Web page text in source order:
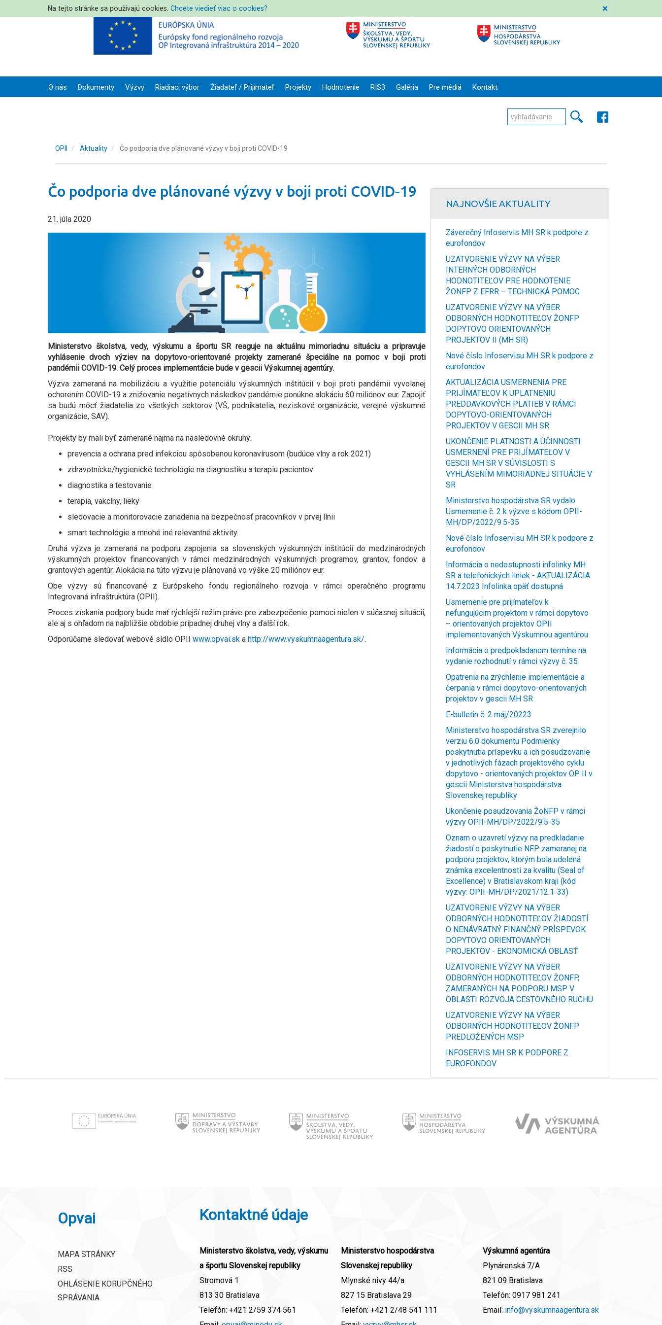
Na tejto stránke sa používajú cookies. Chcete viedieť viac o cookies? ❌
O nás Dokumenty Výzvy Riadiaci výbor Žiadateľ / Prijímateľ Projekty Hodnotenie RIS3 Galéria Pre médiá Kontakt
OPII Aktuality Čo podporia dve plánované výzvy v boji proti COVID-19
Čo podporia dve plánované výzvy v boji proti COVID-19
21. júla 2020
Ministerstvo školstva, vedy, výskumu a športu SR reaguje na aktuálnu mimoriadnu situáciu a pripravuje
vyhlásenie dvoch výziev na dopytovo-orientované projekty zamerané špeciálne na pomoc v boji proti
pandémii COVID-19. Celý proces implementácie bude v gescii Výskumnej agentúry.
Výzva zameraná na mobilizáciu a využitie potenciálu výskumných inštitúcií v boji proti pandémii vyvolanej
ochorením COVID-19 a znižovanie negatívnych následkov pandémie ponúkne alokáciu 60 miliónov eur. Zapojiť
sa budú môcť žiadatelia zo všetkých sektorov (VŠ, podnikatelia, neziskové organizácie, verejné výskumné
organizácie, SAV).
Projekty by mali byť zamerané najmä na nasledovné okruhy:
prevencia a ochrana pred infekciou spôsobenou koronavírusom (budúce vlny a rok 2021)
zdravotnícke/hygienické technológie na diagnostiku a terapiu pacientov
diagnostika a testovanie
terapia, vakcíny, lieky
sledovacie a monitorovacie zariadenia na bezpečnosť pracovníkov v prvej línii
smart technológie a mnohé iné relevantné aktivity.
Druhá výzva je zameraná na podporu zapojenia sa slovenských výskumných inštitúcií do medzinárodných
výskumných projektov financovaných v rámci medzinárodných výskumných programov, grantov, fondov a
grantových agentúr. Alokácia na túto výzvu je plánovaná vo výške 20 miliónov eur.
Obe výzvy sú financované z Európskeho fondu regionálneho rozvoja v rámci operačného programu
Integrovaná infraštruktúra (OPII).
Proces získania podpory bude mať rýchlejší režim práve pre zabezpečenie pomoci nielen v súčasnej situácii,
ale aj s ohľadom na najbližšie obdobie prípadnej druhej vlny a ďalší rok.
Odporúčame sledovať webové sídlo OPII www.opvai.sk a http://www.vyskumnaagentura.sk/.
NAJNOVŠIE AKTUALITY
Záverečný Infoservis MH SR k podpore z
eurofondov
UZATVORENIE VÝZVY NA VÝBER
INTERNÝCH ODBORNÝCH
HODNOTITEĽOV PRE HODNOTENIE
ŽONFP Z EFRR – TECHNICKÁ POMOC
UZATVORENIE VÝZVY NA VÝBER
ODBORNÝCH HODNOTITEĽOV ŽONFP
DOPYTOVO ORIENTOVANÝCH
PROJEKTOV II (MH SR)
Nové číslo Infoservisu MH SR k podpore z
eurofondov
AKTUALIZÁCIA USMERNENIA PRE
PRIJÍMATEĽOV K UPLATNENIU
PREDDAVKOVÝCH PLATIEB V RÁMCI
DOPYTOVO-ORIENTOVANÝCH
PROJEKTOV V GESCII MH SR
UKONČENIE PLATNOSTI A ÚČINNOSTI
USMERNENÍ PRE PRIJÍMATEĽOV V
GESCII MH SR V SÚVISLOSTI S
VYHLÁSENÍM MIMORIADNEJ SITUÁCIE V
SR
Ministerstvo hospodárstva SR vydalo
Usmernenie č. 2 k výzve s kódom OPII-
MH/DP/2022/9.5-35
Nové číslo Infoservisu MH SR k podpore z
eurofondov
Informácia o nedostupnosti infolinky MH
SR a telefonických liniek - AKTUALIZÁCIA
14.7.2023 Infolinka opäť dostupná
Usmernenie pre prijímateľov k
nefungujúcim projektom v rámci dopytovo
– orientovaných projektov OPII
implementovaných Výskumnou agentúrou
Informácia o predpokladanom termíne na
vydanie rozhodnutí v rámci výzvy č. 35
Opatrenia na zrýchlenie implementácie a
čerpania v rámci dopytovo-orientovaných
projektov v gescii MH SR
E-bulletin č. 2 máj/20223
Ministerstvo hospodárstva SR zverejnilo
verziu 6.0 dokumentu Podmienky
poskytnutia príspevku a ich posudzovanie
v jednotlivých fázach projektového cyklu
dopytovo - orientovaných projektov OP II v
gescii Ministerstva hospodárstva
Slovenskej republiky
Ukončenie posudzovania ŽoNFP v rámci
výzvy OPII-MH/DP/2022/9.5-35
Oznam o uzavretí výzvy na predkladanie
žiadostí o poskytnutie NFP zameranej na
podporu projektov, ktorým bola udelená
známka excelentnosti za kvalitu (Seal of
Excellence) v Bratislavskom kraji (kód
výzvy: OPII-MH/DP/2021/12.1-33)
UZATVORENIE VÝZVY NA VÝBER
ODBORNÝCH HODNOTITEĽOV ŽIADOSTÍ
O NENÁVRATNÝ FINANČNÝ PRÍSPEVOK
DOPYTOVO ORIENTOVANÝCH
PROJEKTOV - EKONOMICKÁ OBLASŤ
UZATVORENIE VÝZVY NA VÝBER
ODBORNÝCH HODNOTITEĽOV ŽONFP,
ZAMERANÝCH NA PODPORU MSP V
OBLASTI ROZVOJA CESTOVNÉHO RUCHU
UZATVORENIE VÝZVY NA VÝBER
ODBORNÝCH HODNOTITEĽOV ŽONFP
PREDLOŽENÝCH MSP
INFOSERVIS MH SR K PODPORE Z
EUROFONDOV
Opvai
MAPA STRÁNKY
RSS
OHLÁSENIE KORUPČNÉHO
SPRÁVANIA
Kontaktné údaje
Ministerstvo školstva, vedy, výskumu
a športu Slovenskej republiky
Stromová 1
813 30 Bratislava
Telefón: +421 2/59 374 561
Ministerstvo hospodárstva
Slovenskej republiky
Mlynské nivy 44/a
827 15 Bratislava 29
Telefón: +421 2/48 541 111
Výskumná agentúra
Plynárenská 7/A
821 09 Bratislava
Telefón: 0917 981 241
Email: info@vyskumnaagentura.sk